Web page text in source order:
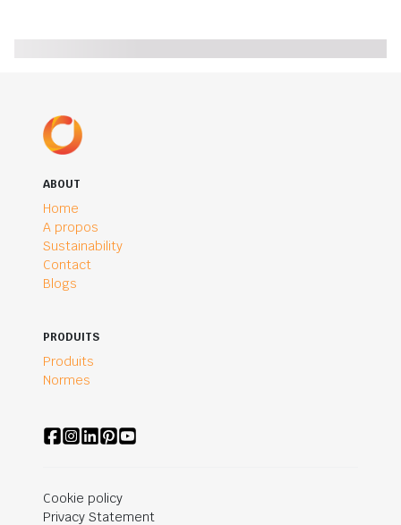
ABOUT
Home
A propos
Sustainability
Contact
Blogs
PRODUITS
Produits
Normes
Cookie policy
Privacy Statement